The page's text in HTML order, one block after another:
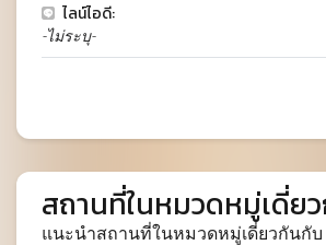
ไลน์ไอดี:
-ไม่ระบุ-
สถานที่ในหมวดหมู่เดี่ย
แนะนำสถานที่ในหมวดหมู่เดี่ยวกันกับ